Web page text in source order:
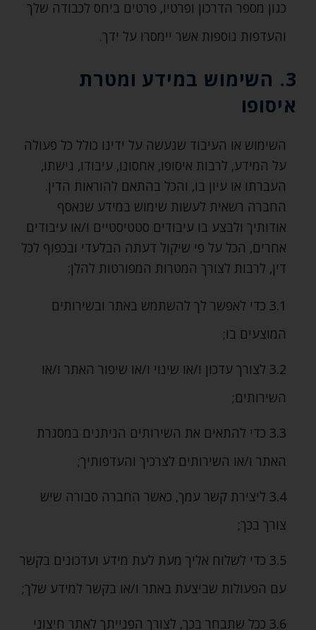
כגון מספר הדרכון ופרטיו‚ פרטים ביחס לכבודה שלך
והעדפות נוספות אשר יימסרו על ידך.
3. השימוש במידע ומטרת
איסופו
השימוש או העיבוד שנעשה על ידינו כולל כל פעולה
על המידע‚ לרבות איסופו‚ אחסונו‚ עיבודו‚ גישתו‚
העברתו או עיון בו‚ והכל בהתאם להוראות הדין.
החברה רשאית לעשות שימוש במידע שנאסף
אודותיך ולבצע בו עיבודים סטטיסטיים ו/או עיבודים
אחרים‚ הכל על פי שיקול דעתה הבלעדי ובכפוף לכל
דין‚ לרבות לצורך המטרות המפורטות להלן:
3.1 כדי לאפשר לך להשתמש באתר ובשירותים
המוצעים בו;
3.2 לצורך עדכון ו/או שינוי ו/או שיפור האתר ו/או
השירותים;
3.3 כדי להתאים את השירותים הניתנים במסגרת
האתר ו/או השירותים לצרכיך והעדפותיך;
3.4 ליצירת קשר עמך‚ כאשר החברה סבורה שיש
צורך בכך;
3.5 כדי לשלוח אליך מעת לעת מידע ועדכונים בקשר
עם הפעולות שביצעת באתר ו/או בקשר למידע שלך;
3.6 ככל שתבחר בכך‚ לצורך הפנייתך לאתר חיצוני